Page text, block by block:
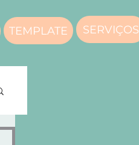
TEMPLATE SERVIÇOS